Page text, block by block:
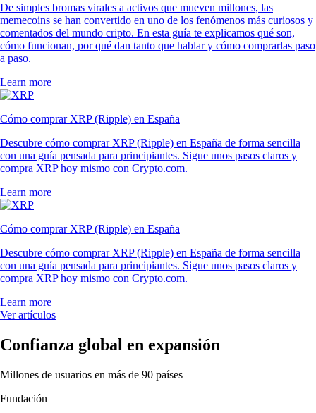
De simples bromas virales a activos que mueven millones, las
memecoins se han convertido en uno de los fenómenos más curiosos y
comentados del mundo cripto. En esta guía te explicamos qué son,
cómo funcionan, por qué dan tanto que hablar y cómo comprarlas paso
a paso.
Learn more
Cómo comprar XRP (Ripple) en España
Descubre cómo comprar XRP (Ripple) en España de forma sencilla
con una guía pensada para principiantes. Sigue unos pasos claros y
compra XRP hoy mismo con Crypto.com.
Learn more
Cómo comprar XRP (Ripple) en España
Descubre cómo comprar XRP (Ripple) en España de forma sencilla
con una guía pensada para principiantes. Sigue unos pasos claros y
compra XRP hoy mismo con Crypto.com.
Learn more
Ver artículos
Confianza global en expansión
Millones de usuarios en más de 90 países
Fundación